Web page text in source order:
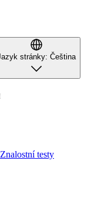
stránky: Čeština
Znalostní testy